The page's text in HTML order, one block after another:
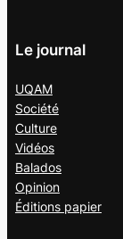
Le journal
UQAM
Société
Culture
Vidéos
Balados
Opinion
Éditions papier